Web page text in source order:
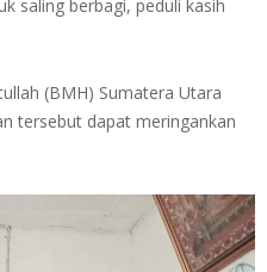
saling berbagi, peduli kasih
(BMH) Sumatera Utara
tersebut dapat meringankan